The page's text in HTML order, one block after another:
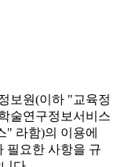
보원(이하 "교육정
술연구정보서비스
" 라함)의 이용에
필요한 사항을 규